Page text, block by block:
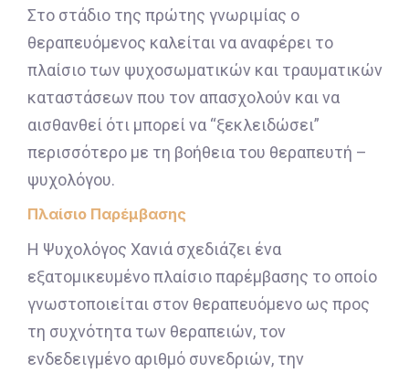
Στο στάδιο της πρώτης γνωριμίας ο
θεραπευόμενος καλείται να αναφέρει το
πλαίσιο των ψυχοσωματικών και τραυματικών
καταστάσεων που τον απασχολούν και να
αισθανθεί ότι μπορεί να “ξεκλειδώσει”
περισσότερο με τη βοήθεια του θεραπευτή –
ψυχολόγου.
Πλαίσιο Παρέμβασης
Η Ψυχολόγος Χανιά σχεδιάζει ένα
εξατομικευμένο πλαίσιο παρέμβασης το οποίο
γνωστοποιείται στον θεραπευόμενο ως προς
τη συχνότητα των θεραπειών, τον
ενδεδειγμένο αριθμό συνεδριών, την